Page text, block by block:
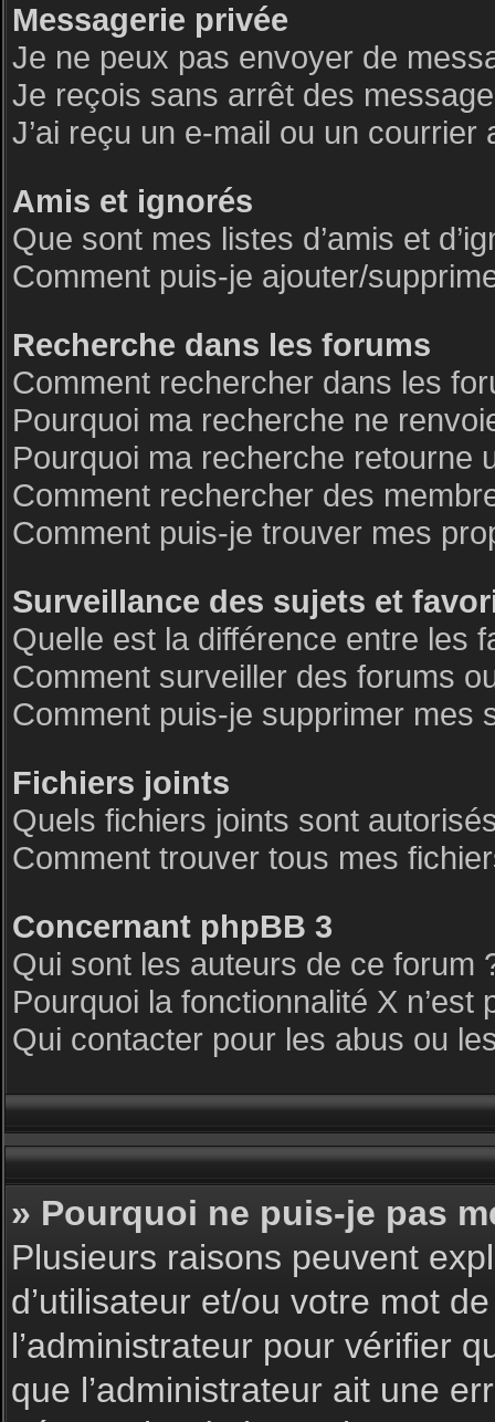
Messagerie privée
Je ne peux pas envoyer de
Je reçois sans arrêt des
J’ai reçu un e-mail ou un courrier
Amis et ignorés
Que sont mes listes d’amis et
Comment puis-je ajouter/
Recherche dans les forums
Comment rechercher dans les
Pourquoi ma recherche ne
Pourquoi ma recherche retourne
Comment rechercher des
Comment puis-je trouver mes
Surveillance des sujets et
Quelle est la différence entre les
Comment surveiller des forums
Comment puis-je supprimer mes
Fichiers joints
Quels fichiers joints sont
Comment trouver tous mes
Concernant phpBB 3
Qui sont les auteurs de ce forum
Pourquoi la fonctionnalité X n’est
Qui contacter pour les abus ou
» Pourquoi ne puis-je pas
Plusieurs raisons peuvent
d’utilisateur et/ou votre mot
l’administrateur pour vérifier
que l’administrateur ait une